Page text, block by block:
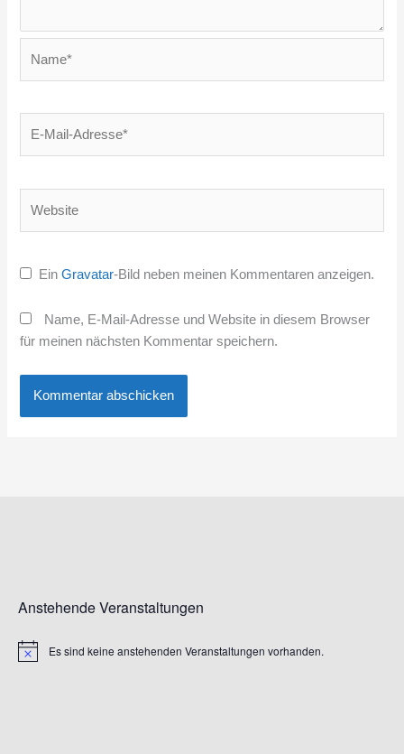
EinGravatar-Bild neben meinen Kommentaren anzeigen.
Name, E-Mail-Adresse und Website in diesem Browser
für meinen nächsten Kommentar speichern.
Anstehende Veranstaltungen
HinweisEs sind keine anstehenden Veranstaltungen vorhanden.